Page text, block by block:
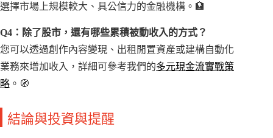
選擇市場上規模較大、具公信力的金融機構。🏦
Q4：除了股市，還有哪些累積被動收入的方式？
您可以透過創作內容變現、出租閒置資產或建構自動化
業務來增加收入，詳細可參考我們的多元現金流實戰策
略 。🧭
結論與投資與提醒